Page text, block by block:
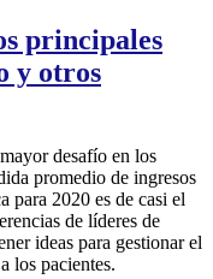
principales
y otros
desafío en los
promedio de ingresos
para 2020 es de casi el
de líderes de
ideas para gestionar el
los pacientes.